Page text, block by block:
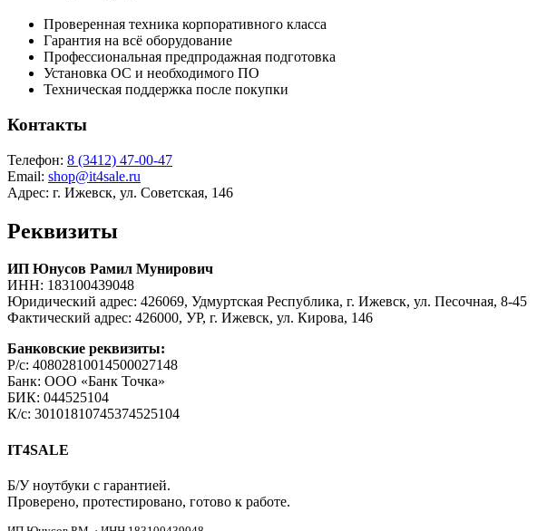
Проверенная техника корпоративного класса
Гарантия на всё оборудование
Профессиональная предпродажная подготовка
Установка ОС и необходимого ПО
Техническая поддержка после покупки
Контакты
Телефон: 8 (3412) 47-00-47
Email: shop@it4sale.ru
Адрес: г. Ижевск, ул. Советская, 146
Реквизиты
ИП Юнусов Рамил Мунирович
ИНН: 183100439048
Юридический адрес: 426069, Удмуртская Республика, г. Ижевск, ул. Песочная, 8-45
Фактический адрес: 426000, УР, г. Ижевск, ул. Кирова, 146
Банковские реквизиты:
Р/с: 40802810014500027148
Банк: ООО «Банк Точка»
БИК: 044525104
К/с: 30101810745374525104
IT4SALE
Б/У ноутбуки с гарантией.
Проверено, протестировано, готово к работе.